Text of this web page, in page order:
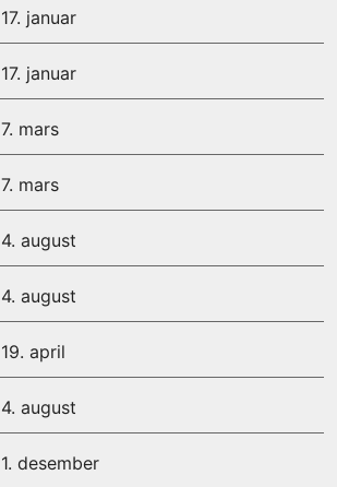
17. januar
17. januar
7. mars
7. mars
4. august
4. august
19. april
4. august
1. desember